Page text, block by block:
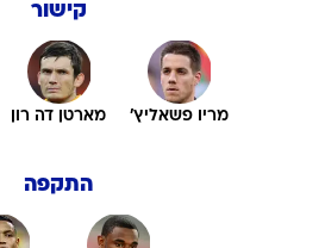
קישור
מריו פשאליץ' מארטן דה רון
התקפה